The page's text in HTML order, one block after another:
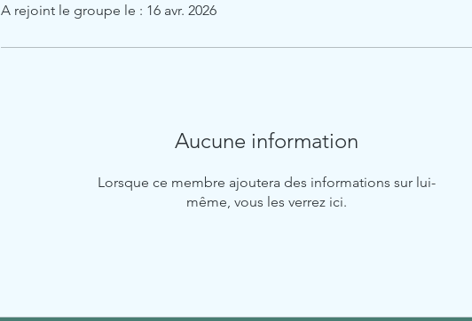
A rejoint le groupe le : 16 avr. 2026
Aucune information
Lorsque ce membre ajoutera des informations sur lui-
même, vous les verrez ici.